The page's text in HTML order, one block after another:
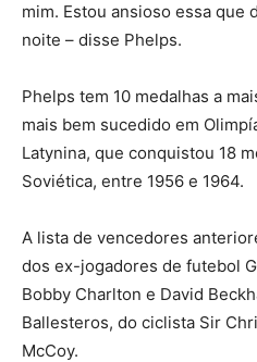
mim. Estou ansioso essa que
noite – disse Phelps.
Phelps tem 10 medalhas a
mais bem sucedido em
Latynina, que conquistou 18
Soviética, entre 1956 e 1964.
A lista de vencedores
dos ex-jogadores de futebol
Bobby Charlton e David
Ballesteros, do ciclista Sir
McCoy.